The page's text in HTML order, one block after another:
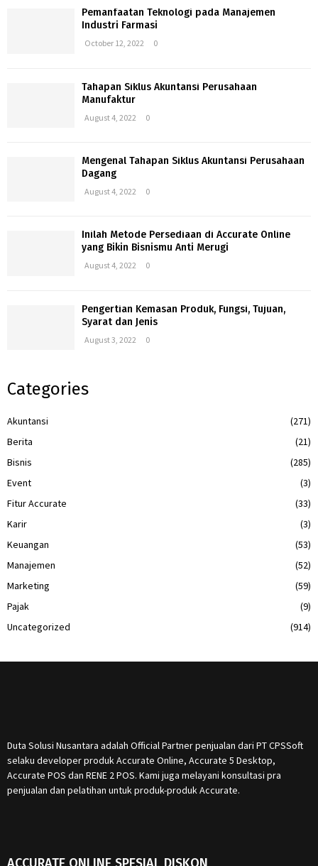
Pemanfaatan Teknologi pada Manajemen
Industri Farmasi
October 12, 2022 0
Tahapan Siklus Akuntansi Perusahaan
Manufaktur
August 4, 2022 0
Mengenal Tahapan Siklus Akuntansi Perusahaan
Dagang
August 4, 2022 0
Inilah Metode Persediaan di Accurate Online
yang Bikin Bisnismu Anti Merugi
August 4, 2022 0
Pengertian Kemasan Produk, Fungsi, Tujuan,
Syarat dan Jenis
August 3, 2022 0
Categories
Akuntansi
(271)
Berita
(21)
Bisnis
(285)
Event
(3)
Fitur Accurate
(33)
Karir
(3)
Keuangan
(53)
Manajemen
(52)
Marketing
(59)
Pajak
(9)
Uncategorized
(914)
Duta Solusi Nusantara adalah Official Partner penjualan dari PT CPSSoft
selaku developer produk Accurate Online, Accurate 5 Desktop,
Accurate POS dan RENE 2 POS. Kami juga melayani konsultasi pra
penjualan dan pelatihan untuk produk-produk Accurate.